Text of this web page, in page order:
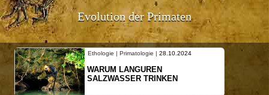
Evolution der Primaten
Ethologie | Primatologie | 28.10.2024
WARUM LANGUREN
SALZWASSER TRINKEN